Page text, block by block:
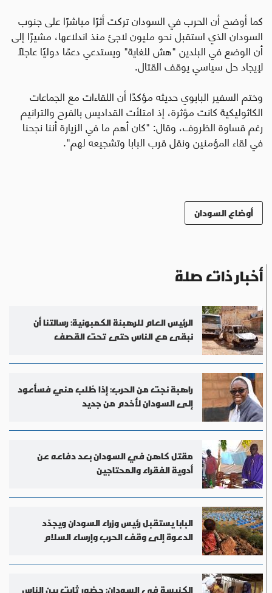
كما أوضح أن الحرب في السودان تركت أثرًا مباشرًا على جنوب
السودان الذي استقبل نحو مليون لاجئ منذ اندلاعها، مشيرًا إلى
أن الوضع في البلدين "هش للغاية" ويستدعي دعمًا دوليًا عاجلًا
لإيجاد حل سياسي يوقف القتال.
وختم السفير البابوي حديثه مؤكدًا أن اللقاءات مع الجماعات
الكاثوليكية كانت مؤثرة، إذ امتلأت القداديس بالفرح والترانيم
رغم قساوة الظروف، وقال: "كان أهم ما في الزيارة أننا نجحنا
في لقاء المؤمنين ونقل قرب البابا وتشجيعه لهم".
أوضاع السودان
أخبار ذات صلة
الرئيس العام للرهبنة الكمبونية: رسالتنا أن
نبقى مع الناس حتى تحت القصف
راهبة نجت من الحرب: إذا طُلب مني فسأعود
إلى السودان لأخدم من جديد
مقتل كاهن في السودان بعد دفاعه عن
أدوية الفقراء والمحتاجين
البابا يستقبل رئيس وزراء السودان ويجدّد
الدعوة إلى وقف الحرب وإرساء السلام
الكنيسة في السودان: حضور ثابت بين الناس